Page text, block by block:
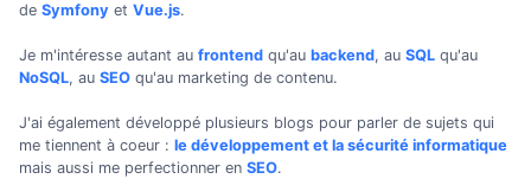
de Symfony et Vue.js.
Je m'intéresse autant au frontend qu'au backend, au SQL qu'au
NoSQL, au SEO qu'au marketing de contenu.
J'ai également développé plusieurs blogs pour parler de sujets qui
me tiennent à coeur : le développement et la sécurité informatique
mais aussi me perfectionner en SEO.